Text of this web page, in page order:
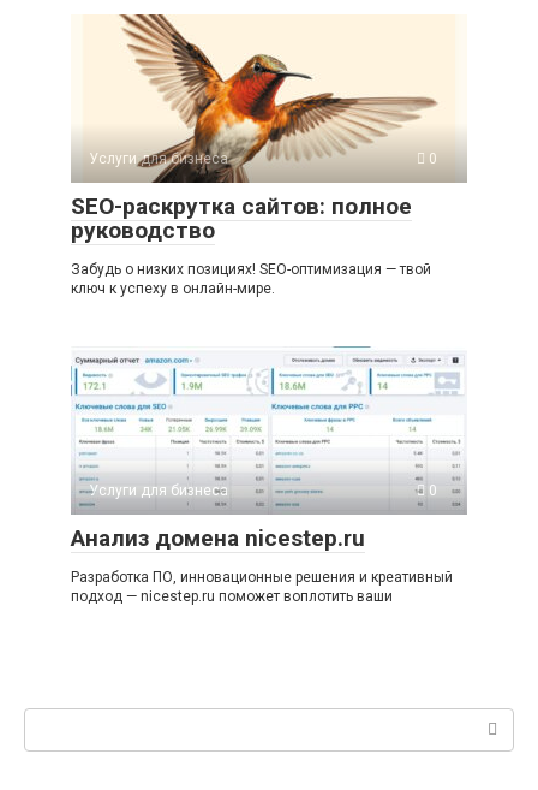
Услуги для бизнеса 0
SEO-раскрутка сайтов: полное
руководство
Забудь о низких позициях! SEO-оптимизация — твой
ключ к успеху в онлайн-мире.
Услуги для бизнеса 0
Анализ домена nicestep.ru
Разработка ПО, инновационные решения и креативный
подход — nicestep.ru поможет воплотить ваши